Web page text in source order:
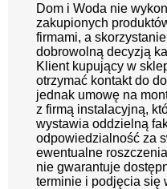
Dom i Woda nie
zakupionych
firmami, a
dobrowolną decyzją
Klient kupujący w
otrzymać kontakt do
jednak umowę na
z firmą instalacyjną,
wystawia oddzielną
odpowiedzialność za
ewentualne
nie gwarantuje
terminie i podjęcia się